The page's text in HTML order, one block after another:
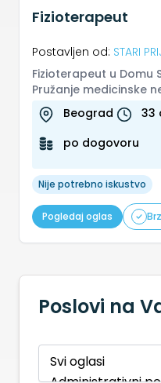
Fizioterapeut
Postavljen od: STARI
Fizioterapeut u Domu
Pružanje medicinske
podrške stanarima
Beograd
33
po dogovoru
Nije potrebno iskustvo
Pogledaj oglas
Poslovi na